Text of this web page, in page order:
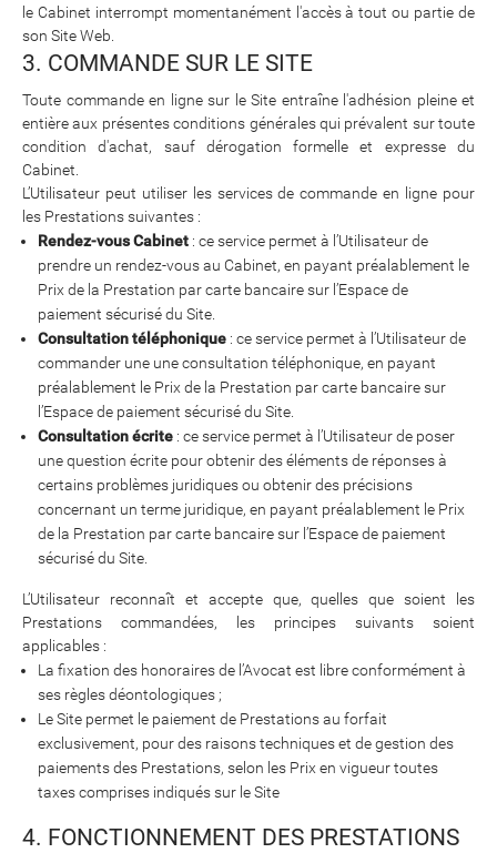
le Cabinet interrompt momentanément l'accès à tout ou partie de
son Site Web.
3. COMMANDE SUR LE SITE
Toute commande en ligne sur le Site entraîne l'adhésion pleine et
entière aux présentes conditions générales qui prévalent sur toute
condition d'achat, sauf dérogation formelle et expresse du
Cabinet.
L’Utilisateur peut utiliser les services de commande en ligne pour
les Prestations suivantes :
Rendez-vous Cabinet : ce service permet à l’Utilisateur de
prendre un rendez-vous au Cabinet, en payant préalablement le
Prix de la Prestation par carte bancaire sur l’Espace de
paiement sécurisé du Site.
Consultation téléphonique : ce service permet à l’Utilisateur de
commander une une consultation téléphonique, en payant
préalablement le Prix de la Prestation par carte bancaire sur
l’Espace de paiement sécurisé du Site.
Consultation écrite : ce service permet à l’Utilisateur de poser
une question écrite pour obtenir des éléments de réponses à
certains problèmes juridiques ou obtenir des précisions
concernant un terme juridique, en payant préalablement le Prix
de la Prestation par carte bancaire sur l’Espace de paiement
sécurisé du Site.
L’Utilisateur reconnaît et accepte que, quelles que soient les
Prestations commandées, les principes suivants soient
applicables :
La fixation des honoraires de l’Avocat est libre conformément à
ses règles déontologiques ;
Le Site permet le paiement de Prestations au forfait
exclusivement, pour des raisons techniques et de gestion des
paiements des Prestations, selon les Prix en vigueur toutes
taxes comprises indiqués sur le Site
4. FONCTIONNEMENT DES PRESTATIONS